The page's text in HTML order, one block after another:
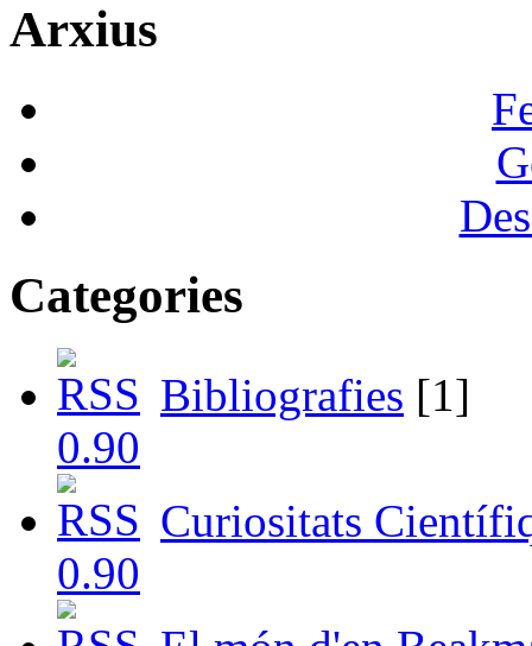
Arxius
Categories
Bibliografies [1]
Curiositats